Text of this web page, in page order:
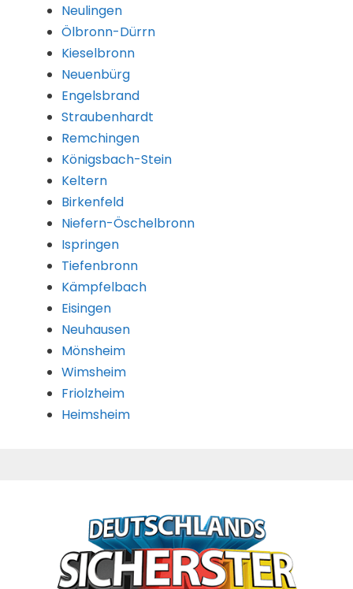
Neulingen
Ölbronn-Dürrn
Kieselbronn
Neuenbürg
Engelsbrand
Straubenhardt
Remchingen
Königsbach-Stein
Keltern
Birkenfeld
Niefern-Öschelbronn
Ispringen
Tiefenbronn
Kämpfelbach
Eisingen
Neuhausen
Mönsheim
Wimsheim
Friolzheim
Heimsheim